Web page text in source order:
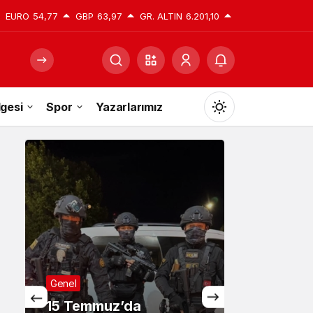
EURO 54,77 GBP 63,97 GR. ALTIN 6.201,10
Spor Yazarlarımız
Mod
değiştir
Gündüz Modu
Gündüz modunu seçin.
Gece Modu
Gece modunu seçin.